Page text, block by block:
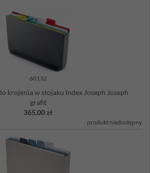
60132
krojenia w stojaku Index Joseph Joseph
grafit
365,00 zł
produkt niedostępny